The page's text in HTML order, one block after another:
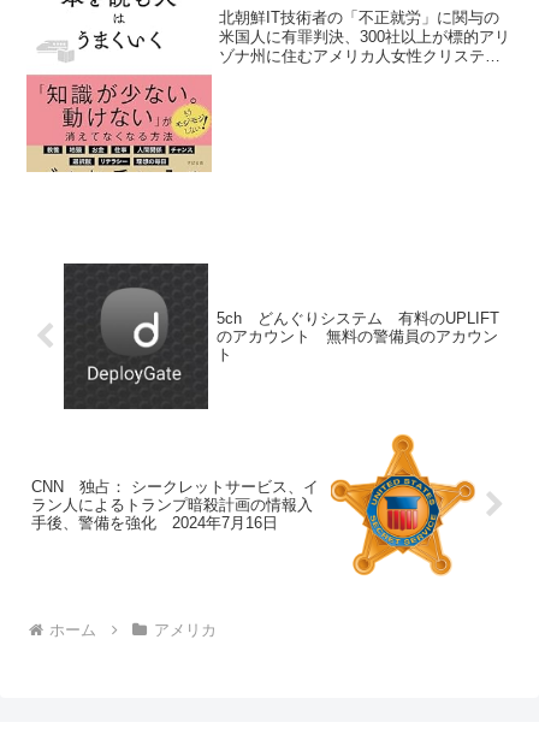
北朝鮮IT技術者の「不正就労」に関与の
米国人に有罪判決、300社以上が標的アリ
ゾナ州に住むアメリカ人女性クリスティ
5ch どんぐりシステム 有料のUPLIFT
のアカウント 無料の警備員のアカウン
ト
CNN 独占： シークレットサービス、イ
ラン人によるトランプ暗殺計画の情報入
手後、警備を強化 2024年7月16日
ホーム アメリカ